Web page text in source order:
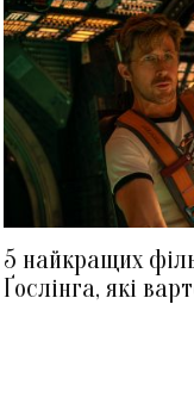
5 найкращих
Ґослінга, які